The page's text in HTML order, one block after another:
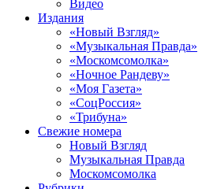
Видео
Издания
«Новый Взгляд»
«Музыкальная Правда»
«Москомсомолка»
«Ночное Рандеву»
«Моя Газета»
«СоцРоссия»
«Трибуна»
Свежие номера
Новый Взгляд
Музыкальная Правда
Москомсомолка